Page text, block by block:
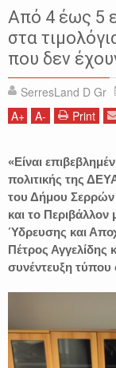
ΔΕΥΑΣ
ΔΗΜΟΣ
ΠΕΤΡΟΣ ΑΓΓΕΛΙΔΗΣ
Από 4 έως 5
στα
που δεν
SerresLand D Gr
A+ A- Print
«Είναι
πολιτικής της
του Δήμου Σερρών
και το
Ύδρευσης και
Πέτρος
συνέντευξη τύπου